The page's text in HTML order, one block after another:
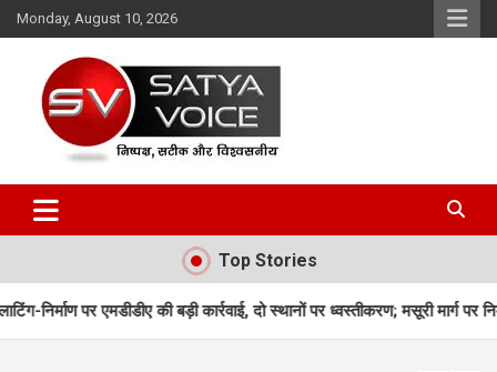
Skip
to
Monday, August 10, 2026
Satya Voice
Top Stories
बड़ी कार्रवाई, दो स्थानों पर ध्वस्तीकरण; मसूरी मार्ग पर निर्माण सील उत्तराखंड